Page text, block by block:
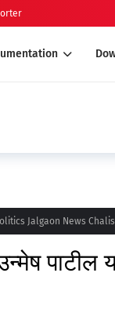
Jalgaon News
पाटील